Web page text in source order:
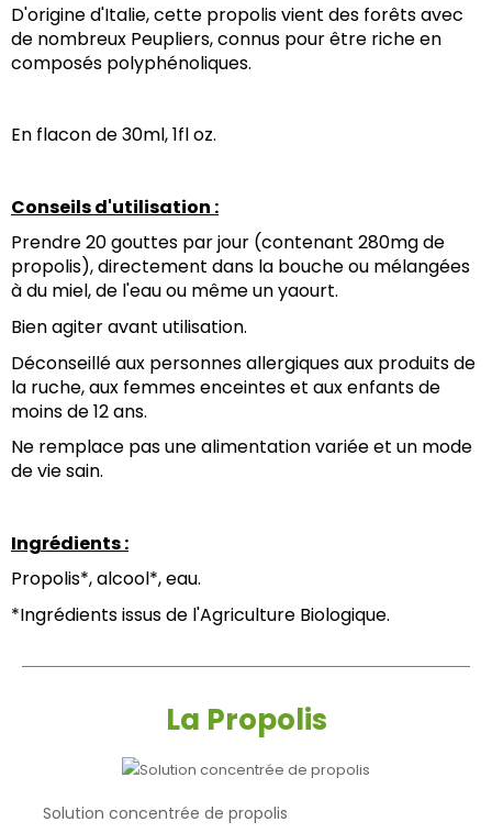
D'origine d'Italie, cette propolis vient des forêts avec
de nombreux Peupliers, connus pour être riche en
composés polyphénoliques.
En flacon de 30ml, 1fl oz.
Conseils d'utilisation :
Prendre 20 gouttes par jour (contenant 280mg de
propolis), directement dans la bouche ou mélangées
à du miel, de l'eau ou même un yaourt.
Bien agiter avant utilisation.
Déconseillé aux personnes allergiques aux produits de
la ruche, aux femmes enceintes et aux enfants de
moins de 12 ans.
Ne remplace pas une alimentation variée et un mode
de vie sain.
Ingrédients :
Propolis*, alcool*, eau.
*Ingrédients issus de l'Agriculture Biologique.
La Propolis
Solution concentrée de propolis